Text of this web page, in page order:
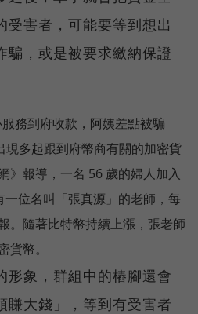
受害者，可能要等到想出
騙，或是被要求繳納保證
務到府收款，阿姨差點被騙
現多起跟到府幣商有關的加密貨
》報導，一名 56 歲的婦人加入
一位名叫「張真源」的老師，每
。隨著比特幣持續上漲，張老師
幣。
形象，群組中的樁腳還會
賺大錢」，等到有受害者